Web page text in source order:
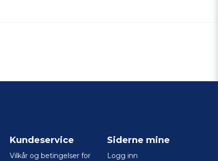
Kundeservice
Vilkår og betingelser for
Siderne mine
Logg inn